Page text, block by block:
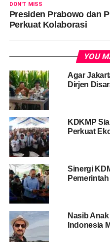
DON'T MISS
Presiden Prabowo dan
Perkuat Kolaborasi
YOU
Agar
Dirjen
KDKMP
Perkuat
Sinergi
Nasib
Indonesia